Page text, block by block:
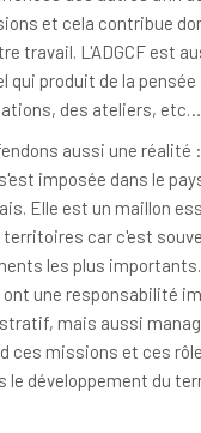
et cela contribue
travail. L'ADGCF est
qui produit de la pensée
des ateliers, etc…
aussi une réalité
imposée dans le
Elle est un maillon
car c'est
les plus importants.
une responsabilité
mais aussi
ces missions et ces
le développement du